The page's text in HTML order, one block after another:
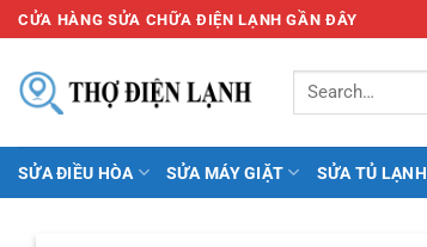
Bỏ
nội
dung
CỬA HÀNG SỬA CHỮA ĐIỆN LẠNH GẦN ĐÂY
SỬA ĐIỀU HÒA SỬA MÁY GIẶT SỬA TỦ LẠNH